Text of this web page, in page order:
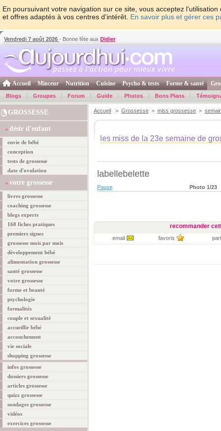
En poursuivant votre navigation sur ce site, vous acceptez
et offres adaptés à vos centres d'intérêt. En savoir plus et gérer ces
Vendredi 7 août 2026 - Bonne fête aux Didier
Accueil Minceur Nutrition Cuisine Psycho & tests Forme & santé
Blogs Groupes Forum Guide Photos Bons Plans
GROSSESSE
désir d'enfant
envie de bébé
conception
tests de grossesse
date d'ovulation
votre grossesse
livres grossesse
coaching grossesse
blogs experts
160 fiches pratiques
premiers signes
grossesse mois par mois
développement bébé
alimentation grossesse
santé grossesse
votre grossesse
forme et beauté
psychologie
formalités
couple et sexualité
accueillir bébé
accouchement
vie sociale
shopping grossesse
infos grossesse
dossiers grossesse
articles grossesse
quizz grossesse
sondages grossesse
vidéos
exercices grossesse
Accueil > Grossesse > miss grossesse >
les miss de la 23e semaine de
labellebelette
Pause Photo 1/23
recommander
email favoris